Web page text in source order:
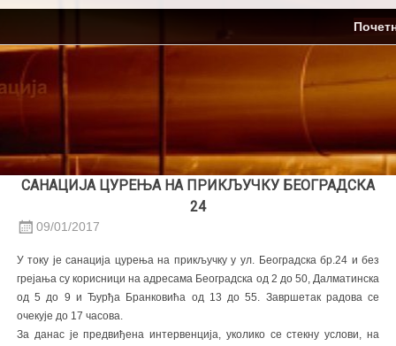
Skip
content
САНАЦИЈА ЦУРЕЊА НА ПРИКЉУЧКУ БЕОГРАДСКА
24
09/01/2017
У току је санација цурења на прикључку у ул. Београдска бр.24 и без
грејања су корисници на адресама Београдска од 2 до 50, Далматинска
од 5 до 9 и Ђурђа Бранковића од 13 до 55. Завршетак радова се
очекује до 17 часова.
За данас је предвиђена интервенција, уколико се стекну услови, на